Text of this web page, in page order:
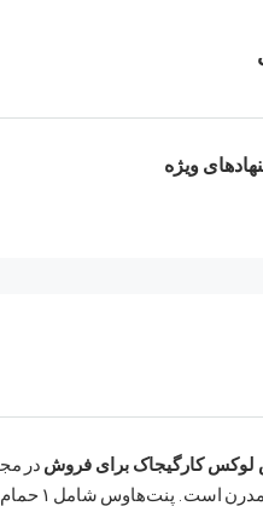
ویژه
لوکس کارگیجاک برای فروش
۱ حمام، ۲ توالت و ۲ بالکن با چشم‌اندازهای زیبا می‌باشد.